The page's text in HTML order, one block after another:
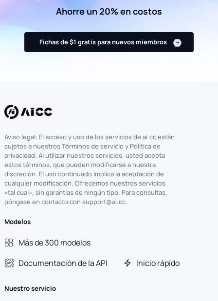
Ahorre un 20% en costos
Fichas de $1 gratis para nuevos miembros
Aviso legal: El acceso y uso de los servicios de ai.cc están
sujetos a nuestros Términos de servicio y Política de
privacidad. Al utilizar nuestros servicios, usted acepta
estos términos, que pueden modificarse a nuestra
discreción. El uso continuado implica la aceptación de
cualquier modificación. Ofrecemos nuestros servicios
«tal cual», sin garantías de ningún tipo. Para consultas,
póngase en contacto con support@ai.cc.
Modelos
Más de 300 modelos
Documentación de la API
Inicio rápido
Nuestro servicio